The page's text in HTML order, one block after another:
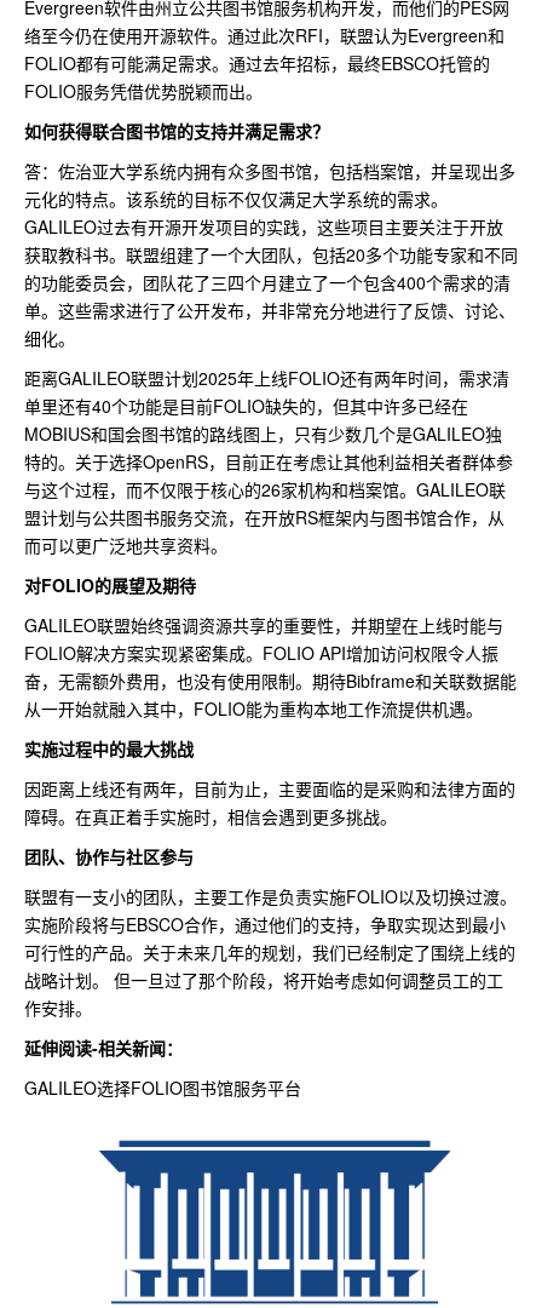
Evergreen软件由州立公共图书馆服务机构开发，而他们的PES网
络至今仍在使用开源软件。通过此次RFI，联盟认为Evergreen和
FOLIO都有可能满足需求。通过去年招标，最终EBSCO托管的
FOLIO服务凭借优势脱颖而出。
如何获得联合图书馆的支持并满足需求？
答：佐治亚大学系统内拥有众多图书馆，包括档案馆，并呈现出多
元化的特点。该系统的目标不仅仅满足大学系统的需求。
GALILEO过去有开源开发项目的实践，这些项目主要关注于开放
获取教科书。联盟组建了一个大团队，包括20多个功能专家和不同
的功能委员会，团队花了三四个月建立了一个包含400个需求的清
单。这些需求进行了公开发布，并非常充分地进行了反馈、讨论、
细化。
距离GALILEO联盟计划2025年上线FOLIO还有两年时间，需求清
单里还有40个功能是目前FOLIO缺失的，但其中许多已经在
MOBIUS和国会图书馆的路线图上，只有少数几个是GALILEO独
特的。关于选择OpenRS，目前正在考虑让其他利益相关者群体参
与这个过程，而不仅限于核心的26家机构和档案馆。GALILEO联
盟计划与公共图书服务交流，在开放RS框架内与图书馆合作，从
而可以更广泛地共享资料。
对FOLIO的展望及期待
GALILEO联盟始终强调资源共享的重要性，并期望在上线时能与
FOLIO解决方案实现紧密集成。FOLIO API增加访问权限令人振
奋，无需额外费用，也没有使用限制。期待Bibframe和关联数据能
从一开始就融入其中，FOLIO能为重构本地工作流提供机遇。
实施过程中的最大挑战
因距离上线还有两年，目前为止，主要面临的是采购和法律方面的
障碍。在真正着手实施时，相信会遇到更多挑战。
团队、协作与社区参与
联盟有一支小的团队，主要工作是负责实施FOLIO以及切换过渡。
实施阶段将与EBSCO合作，通过他们的支持，争取实现达到最小
可行性的产品。关于未来几年的规划，我们已经制定了围绕上线的
战略计划。 但一旦过了那个阶段，将开始考虑如何调整员工的工
作安排。
延伸阅读-相关新闻：
GALILEO选择FOLIO图书馆服务平台